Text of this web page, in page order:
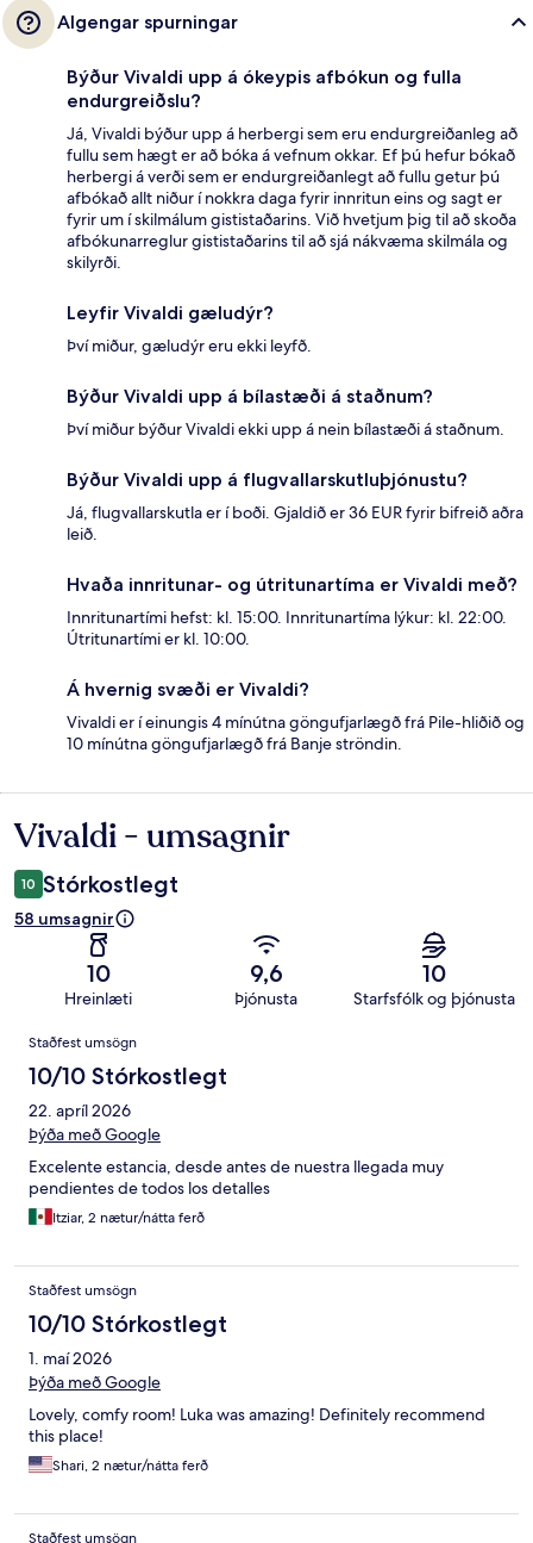
Algengar spurningar
Býður Vivaldi upp á ókeypis afbókun og fulla
endurgreiðslu?
Já, Vivaldi býður upp á herbergi sem eru endurgreiðanleg að
fullu sem hægt er að bóka á vefnum okkar. Ef þú hefur bókað
herbergi á verði sem er endurgreiðanlegt að fullu getur þú
afbókað allt niður í nokkra daga fyrir innritun eins og sagt er
fyrir um í skilmálum gististaðarins. Við hvetjum þig til að skoða
afbókunarreglur gististaðarins til að sjá nákvæma skilmála og
skilyrði.
Leyfir Vivaldi gæludýr?
Því miður, gæludýr eru ekki leyfð.
Býður Vivaldi upp á bílastæði á staðnum?
Því miður býður Vivaldi ekki upp á nein bílastæði á staðnum.
Býður Vivaldi upp á flugvallarskutluþjónustu?
Já, flugvallarskutla er í boði. Gjaldið er 36 EUR fyrir bifreið aðra
leið.
Hvaða innritunar- og útritunartíma er Vivaldi með?
Innritunartími hefst: kl. 15:00. Innritunartíma lýkur: kl. 22:00.
Útritunartími er kl. 10:00.
Á hvernig svæði er Vivaldi?
Vivaldi er í einungis 4 mínútna göngufjarlægð frá Pile-hliðið og
10 mínútna göngufjarlægð frá Banje ströndin.
Umsagnir
Vivaldi - umsagnir
10 Stórkostlegt
58 umsagnir
10
Hreinlæti
9,6
Þjónusta
10
Starfsfólk og þjónusta
Umsagnir
Staðfest umsögn
10/10 Stórkostlegt
22. apríl 2026
Þýða með Google
Excelente estancia, desde antes de nuestra llegada muy
pendientes de todos los detalles
Itziar, 2 nætur/nátta ferð
Staðfest umsögn
10/10 Stórkostlegt
1. maí 2026
Þýða með Google
Lovely, comfy room! Luka was amazing! Definitely recommend
this place!
Shari, 2 nætur/nátta ferð
Staðfest umsögn